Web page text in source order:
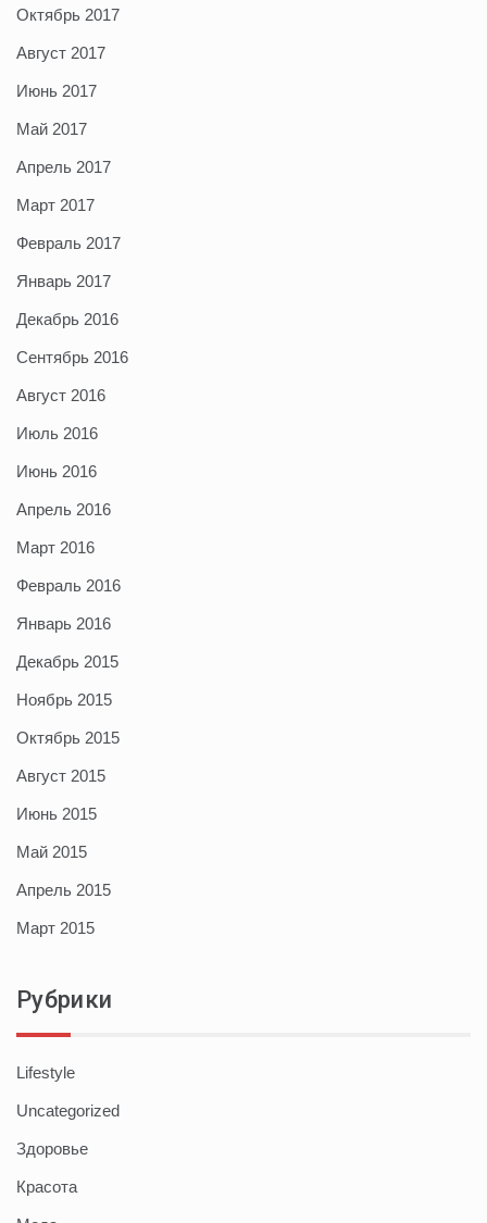
Октябрь 2017
Август 2017
Июнь 2017
Май 2017
Апрель 2017
Март 2017
Февраль 2017
Январь 2017
Декабрь 2016
Сентябрь 2016
Август 2016
Июль 2016
Июнь 2016
Апрель 2016
Март 2016
Февраль 2016
Январь 2016
Декабрь 2015
Ноябрь 2015
Октябрь 2015
Август 2015
Июнь 2015
Май 2015
Апрель 2015
Март 2015
Рубрики
Lifestyle
Uncategorized
Здоровье
Красота